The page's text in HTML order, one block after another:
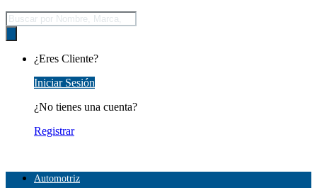
Búsqueda
de
productos
¿Eres Cliente?
Iniciar Sesión
¿No tienes una cuenta?
Registrar
Automotriz